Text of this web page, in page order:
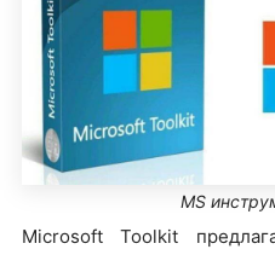
MS
Microsoft Toolkit